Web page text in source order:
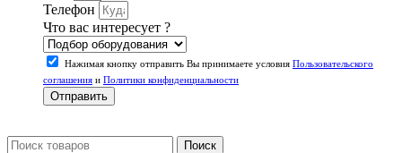
Телефон
Что вас интересует ?
Нажимая кнопку отправить Вы принимаете условия Пользовательского
соглашения и Политики конфиденциальности
Отправить
Поиск